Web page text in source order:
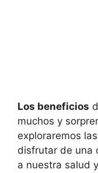
Los beneficios
muchos y
exploraremos
disfrutar de una
a nuestra salud